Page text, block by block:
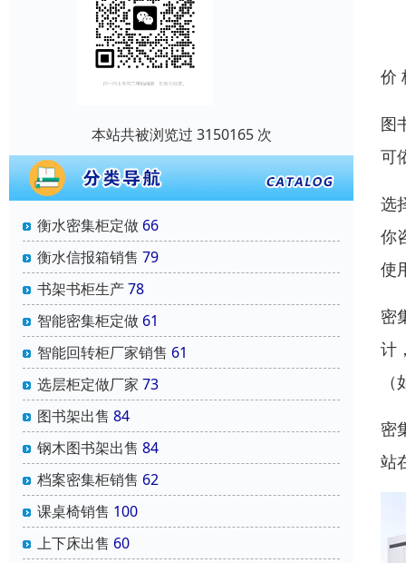
本站共被浏览过 3150165 次
衡水密集柜定做 66
衡水信报箱销售 79
书架书柜生产78
智能密集柜定做 61
智能回转柜厂家销售 61
选层柜定做厂家 73
图书架出售 84
钢木图书架出售 84
档案密集柜销售 62
课桌椅销售 100
上下床出售 60
价
图
可
选
你
使
密
计
密
站